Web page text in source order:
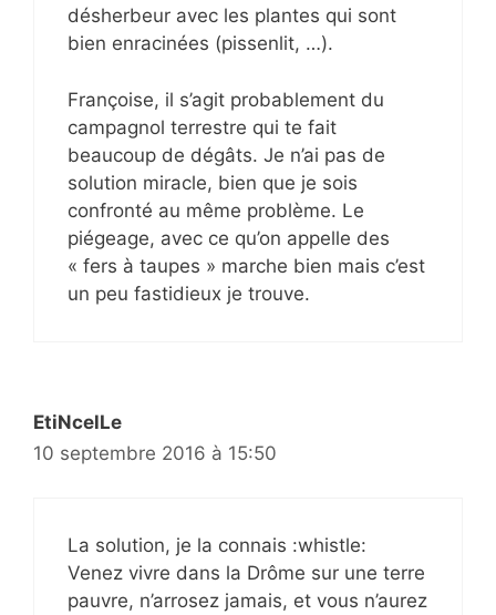
désherbeur avec les plantes qui sont
bien enracinées (pissenlit, …).
Françoise, il s’agit probablement du
campagnol terrestre qui te fait
beaucoup de dégâts. Je n’ai pas de
solution miracle, bien que je sois
confronté au même problème. Le
piégeage, avec ce qu’on appelle des
« fers à taupes » marche bien mais c’est
un peu fastidieux je trouve.
EtiNcelLe
10 septembre 2016 à 15:50
La solution, je la connais :whistle:
Venez vivre dans la Drôme sur une terre
pauvre, n’arrosez jamais, et vous n’aurez